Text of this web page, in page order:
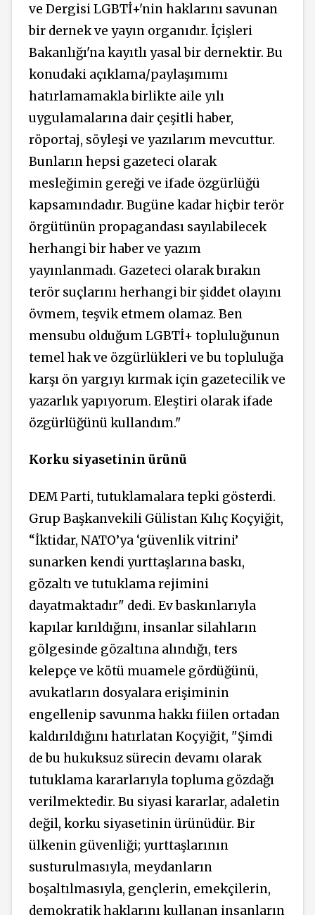
ve Dergisi LGBTİ+'nin haklarını savunan
bir dernek ve yayın organıdır. İçişleri
Bakanlığı'na kayıtlı yasal bir dernektir. Bu
konudaki açıklama/paylaşımımı
hatırlamamakla birlikte aile yılı
uygulamalarına dair çeşitli haber,
röportaj, söyleşi ve yazılarım mevcuttur.
Bunların hepsi gazeteci olarak
mesleğimin gereği ve ifade özgürlüğü
kapsamındadır. Bugüne kadar hiçbir terör
örgütünün propagandası sayılabilecek
herhangi bir haber ve yazım
yayınlanmadı. Gazeteci olarak bırakın
terör suçlarını herhangi bir şiddet olayını
övmem, teşvik etmem olamaz. Ben
mensubu olduğum LGBTİ+ topluluğunun
temel hak ve özgürlükleri ve bu topluluğa
karşı ön yargıyı kırmak için gazetecilik ve
yazarlık yapıyorum. Eleştiri olarak ifade
özgürlüğünü kullandım."
Korku siyasetinin ürünü
DEM Parti, tutuklamalara tepki gösterdi.
Grup Başkanvekili Gülistan Kılıç Koçyiğit,
“İktidar, NATO’ya ‘güvenlik vitrini’
sunarken kendi yurttaşlarına baskı,
gözaltı ve tutuklama rejimini
dayatmaktadır" dedi. Ev baskınlarıyla
kapılar kırıldığını, insanlar silahların
gölgesinde gözaltına alındığı, ters
kelepçe ve kötü muamele gördüğünü,
avukatların dosyalara erişiminin
engellenip savunma hakkı fiilen ortadan
kaldırıldığını hatırlatan Koçyiğit, "Şimdi
de bu hukuksuz sürecin devamı olarak
tutuklama kararlarıyla topluma gözdağı
verilmektedir. Bu siyasi kararlar, adaletin
değil, korku siyasetinin ürünüdür. Bir
ülkenin güvenliği; yurttaşlarının
susturulmasıyla, meydanların
boşaltılmasıyla, gençlerin, emekçilerin,
demokratik haklarını kullanan insanların